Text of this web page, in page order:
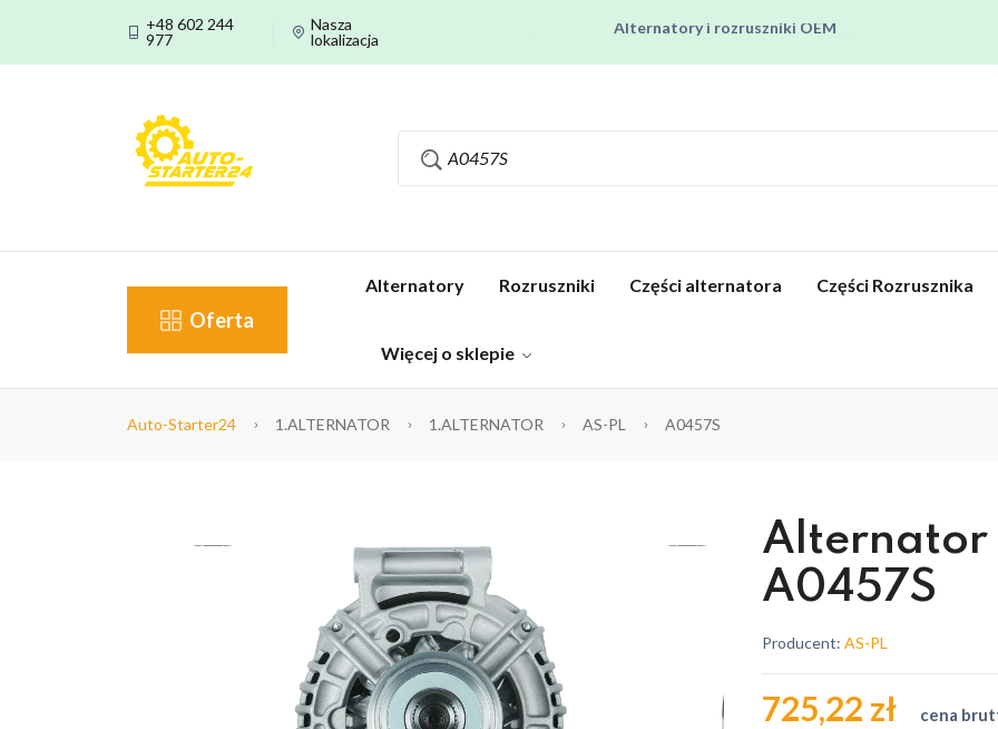
+48 602 244
977
Nasza
lokalizacja
Pracujemy od poniedziałku do piątku od 8:00 do 16:00
Oferta
Alternatory Rozruszniki Części alternatora Części Rozrusznika
Więcej o sklepie
Auto-Starter24 1.ALTERNATOR 1.ALTERNATOR AS-PL A0457S
Alternator
A0457S
Producent: AS-PL
725,22 zł cena